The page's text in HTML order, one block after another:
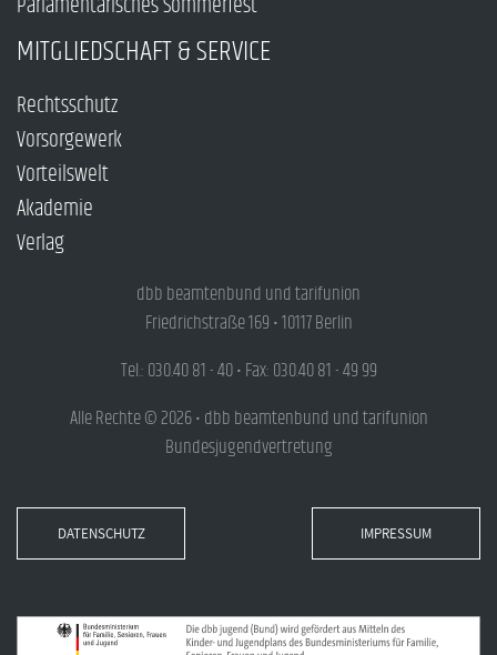
MITGLIEDSCHAFT & SERVICE
Rechtsschutz
Vorsorgewerk
Vorteilswelt
Akademie
Verlag
dbb beamtenbund und tarifunion
Friedrichstraße 169 • 10117 Berlin
Tel.: 030.40 81 - 40 • Fax: 030.40 81 - 49 99
Alle Rechte © 2026 • dbb beamtenbund und tarifunion
Bundesjugendvertretung
DATENSCHUTZ IMPRESSUM